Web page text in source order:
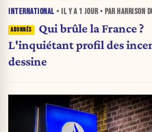
INTERNATIONAL • IL Y A 1 JOUR• PAR HARRISON
Qui brûle la France ?
L'inquiétant profil des
dessine